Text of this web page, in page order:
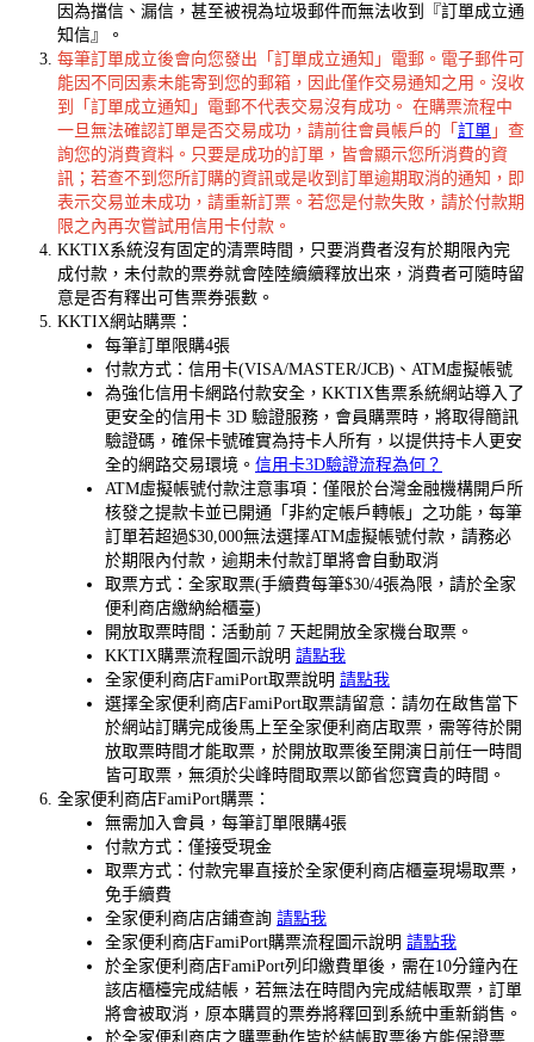
因為擋信、漏信，甚至被視為垃圾郵件而無法收到『訂單成立通
知信』。
每筆訂單成立後會向您發出「訂單成立通知」電郵。電子郵件可
能因不同因素未能寄到您的郵箱，因此僅作交易通知之用。沒收
到「訂單成立通知」電郵不代表交易沒有成功。 在購票流程中
一旦無法確認訂單是否交易成功，請前往會員帳戶的「 訂單 」查
詢您的消費資料。只要是成功的訂單，皆會顯示您所消費的資
訊；若查不到您所訂購的資訊或是收到訂單逾期取消的通知，即
表示交易並未成功，請重新訂票。若您是付款失敗，請於付款期
限之內再次嘗試用信用卡付款。
KKTIX系統沒有固定的清票時間，只要消費者沒有於期限內完
成付款，未付款的票券就會陸陸續續釋放出來，消費者可隨時留
意是否有釋出可售票券張數。
KKTIX網站購票：
每筆訂單限購4張
付款方式：信用卡(VISA/MASTER/JCB)、ATM虛擬帳號
為強化信用卡網路付款安全，KKTIX售票系統網站導入了
更安全的信用卡 3D 驗證服務，會員購票時，將取得簡訊
驗證碼，確保卡號確實為持卡人所有，以提供持卡人更安
全的網路交易環境。 信用卡3D驗證流程為何？
ATM虛擬帳號付款注意事項：僅限於台灣金融機構開戶所
核發之提款卡並已開通「非約定帳戶轉帳」之功能，每筆
訂單若超過$30,000無法選擇ATM虛擬帳號付款，請務必
於期限內付款，逾期未付款訂單將會自動取消
取票方式：全家取票(手續費每筆$30/4張為限，請於全家
便利商店繳納給櫃臺)
開放取票時間：活動前 7 天起開放全家機台取票。
KKTIX購票流程圖示說明 請點我
全家便利商店FamiPort取票說明 請點我
選擇全家便利商店FamiPort取票請留意：請勿在啟售當下
於網站訂購完成後馬上至全家便利商店取票，需等待於開
放取票時間才能取票，於開放取票後至開演日前任一時間
皆可取票，無須於尖峰時間取票以節省您寶貴的時間。
全家便利商店FamiPort購票：
無需加入會員，每筆訂單限購4張
付款方式：僅接受現金
取票方式：付款完畢直接於全家便利商店櫃臺現場取票，
免手續費
全家便利商店店鋪查詢 請點我
全家便利商店FamiPort購票流程圖示說明 請點我
於全家便利商店FamiPort列印繳費單後，需在10分鐘內在
該店櫃檯完成結帳，若無法在時間內完成結帳取票，訂單
將會被取消，原本購買的票券將釋回到系統中重新銷售。
於全家便利商店之購票動作皆於結帳取票後方能保證票